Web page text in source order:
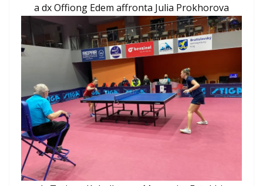
a dx Offiong Edem affronta Julia Prokhorova